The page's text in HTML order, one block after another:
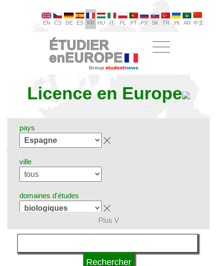
EN CS DE ES FR HU IT PL PT РУ SK TR УК AR 中文
Licence en Europe
pays
ville
domaines d'études
langue
Plus V